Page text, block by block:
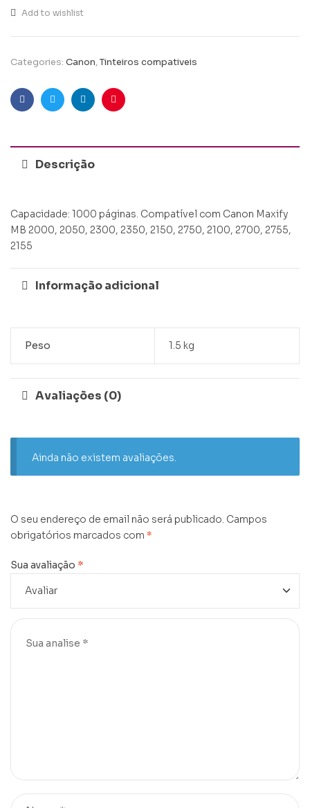
Add to wishlist
Categories: Canon,Tinteiros compativeis
FacebookTwitterLinkedinPinterest
Descrição
Capacidade: 1000 páginas. Compatível com Canon Maxify
MB 2000, 2050, 2300, 2350, 2150, 2750, 2100, 2700, 2755,
2155
Informação adicional
Peso 1.5 kg
Avaliações (0)
Ainda não existem avaliações.
O seu endereço de email não será publicado. Campos
obrigatórios marcados com *
Sua avaliação *